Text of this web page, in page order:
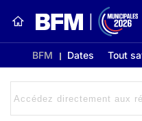
BFM Dates Tout